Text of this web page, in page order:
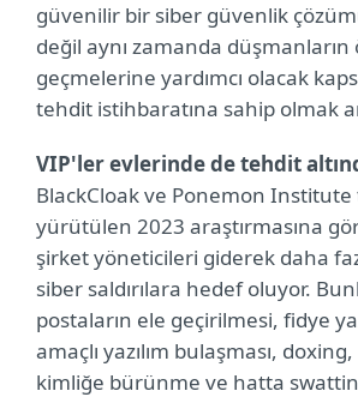
güvenilir bir siber güvenlik
değil aynı zamanda
geçmelerine yardımcı olacak
tehdit istihbaratına sahip olmak
VIP'ler evlerinde de tehdit
BlackCloak ve Ponemon Institute
yürütülen 2023 araştırmasına
şirket yöneticileri giderek daha
siber saldırılara hedef oluyor.
postaların ele geçirilmesi, fidye
amaçlı yazılım bulaşması,
kimliğe bürünme ve hatta